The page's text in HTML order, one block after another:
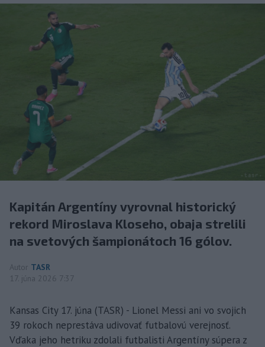
Kapitán Argentíny vyrovnal historický
rekord Miroslava Kloseho, obaja strelili
na svetových šampionátoch 16 gólov.
Autor TASR
17. júna 2026 7:37
Kansas City 17. júna (TASR) - Lionel Messi ani vo svojich
39 rokoch neprestáva udivovať futbalovú verejnosť.
Vďaka jeho hetriku zdolali futbalisti Argentíny súpera z